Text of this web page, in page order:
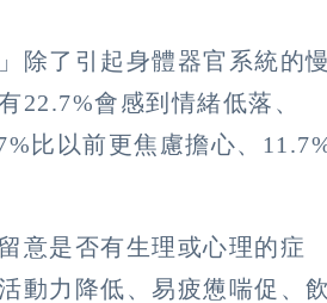
除了引起身體器官系統的慢
22.7%會感到情緒低落、
比以前更焦慮擔心、
意是否有生理或心理的症
動力降低、易疲憊喘促、飲